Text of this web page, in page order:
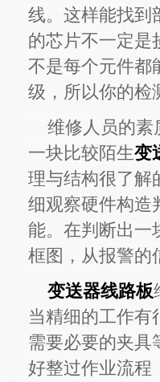
线。这样能找到
的芯片不一定是
不是每个元件都
级，所以你的检
维修人员的素
一块比较陌生变
理与结构很了解
细观察硬件构造
能。在判断出一
框图，从报警的
变送器线路板
当精细的工作有
需要必要的夹具
好整过作业流程